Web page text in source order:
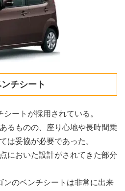
チシート
ートが採用されている。
るものの、座り心地や長時間乗
は妥協が必要であった。
においた設計がされてきた部分
ンのベンチシートは非常に出来